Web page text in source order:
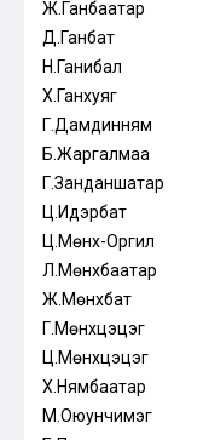
Ж.Ганбаатар
Д.Ганбат
Н.Ганибал
Х.Ганхуяг
Г.Дамдинням
Б.Жаргалмаа
Г.Занданшатар
Ц.Идэрбат
Ц.Мөнх-Оргил
Л.Мөнхбаатар
Ж.Мөнхбат
Г.Мөнхцэцэг
Ц.Мөнхцэцэг
Х.Нямбаатар
М.Оюунчимэг